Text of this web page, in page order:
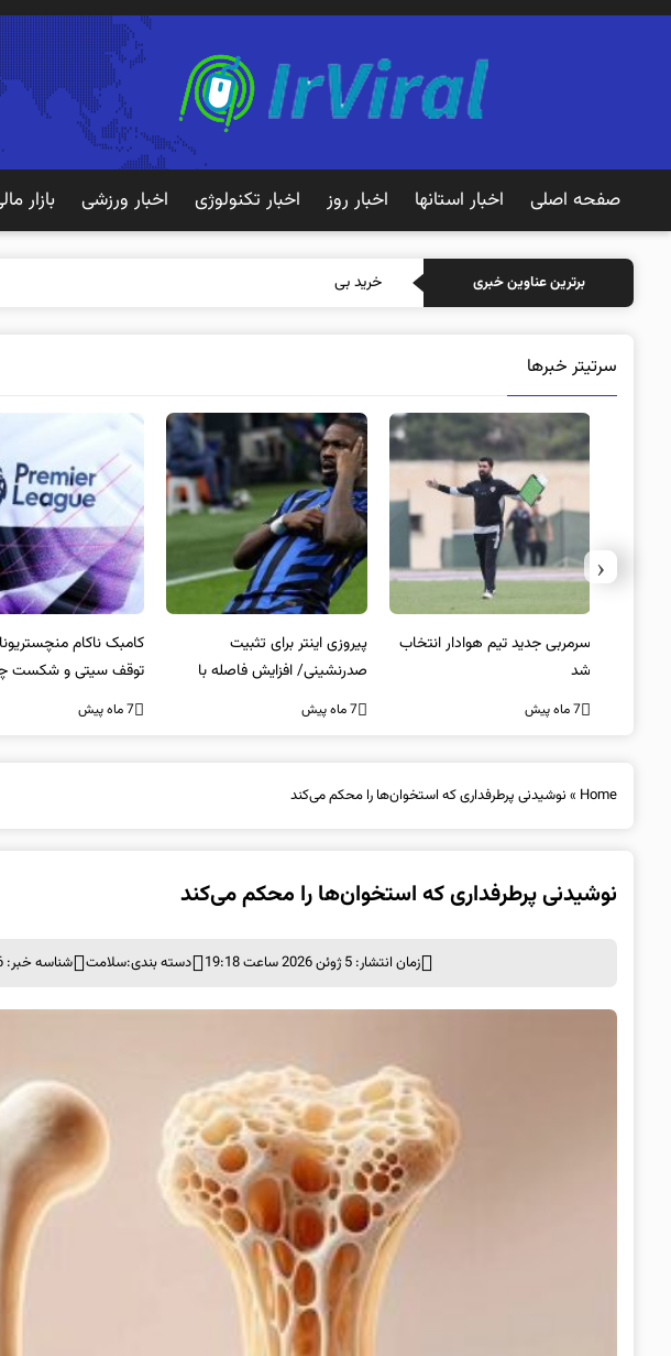
صفحه اصلی اخبار استانها اخبار روز اخبار تکنولوژی اخبار ورزشی بازار
برترین عناوین خبری خرید بیمه: سنتی یا آنلاین؟ کدا
سرتیتر خبرها
سرمربی جدید تیم هوادار انتخاب
شد
7 ماه پیش
پیروزی اینتر برای تثبیت
صدرنشینی/ افزایش فاصله با
ناپولی
7 ماه پیش
کامبک ناکام
توقف سیتی و شکست
7 ماه پیش
‹
Home
» نوشیدنی پرطرفداری که استخوان‌ها را محکم می‌کند
نوشیدنی پرطرفداری که استخوان‌ها را محکم می‌کند
زمان انتشار: 5 ژوئن 2026 ساعت 19:18 دسته بندی:سلامت شناسه خبر: 775696